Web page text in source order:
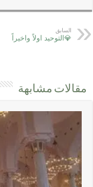
السابق
💎التوحيد اولاً واخيراً
مقالات مشابهة